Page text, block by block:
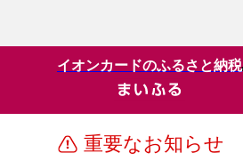
イオンカードのふるさと納税
重要なお知らせ